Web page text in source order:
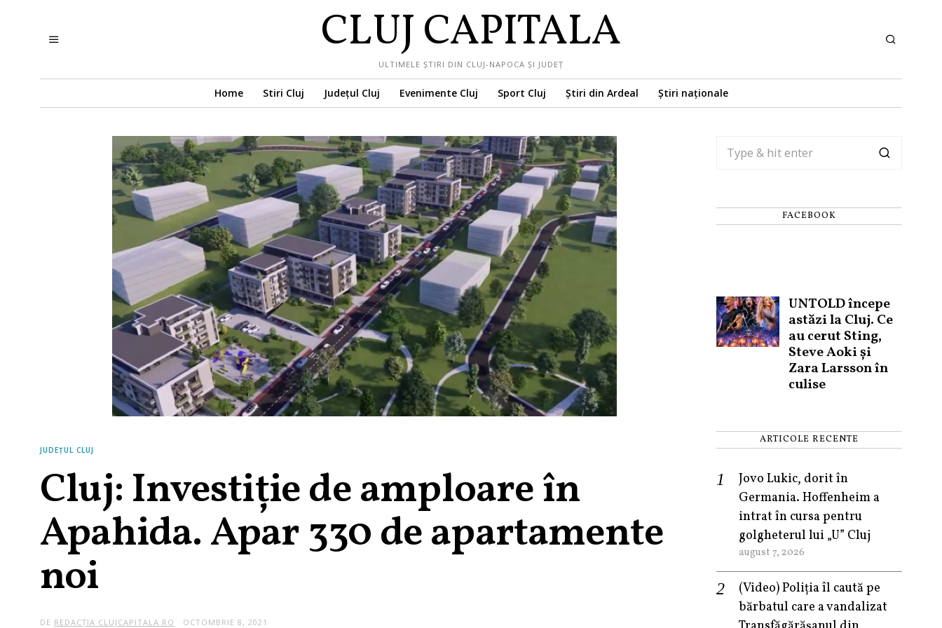
CLUJ CAPITALA
ULTIMELE ȘTIRI DIN CLUJ-NAPOCA ȘI JUDEȚ
Home Stiri Cluj Județul Cluj Evenimente Cluj Sport Cluj Știri din Ardeal Știri naționale
JUDEȚUL CLUJ
Cluj: Investiție de amploare în
Apahida. Apar 330 de apartamente
noi
DE REDACȚIA CLUJCAPITALA.RO OCTOMBRIE 8, 2021
FACEBOOK
UNTOLD începe
astăzi la Cluj. Ce
au cerut Sting,
Steve Aoki și
Zara Larsson în
culise
ARTICOLE RECENTE
Jovo Lukic, dorit în
Germania. Hoffenheim a
intrat în cursa pentru
golgheterul lui „U” Cluj
august 7, 2026
(Video) Poliția îl caută pe
bărbatul care a vandalizat